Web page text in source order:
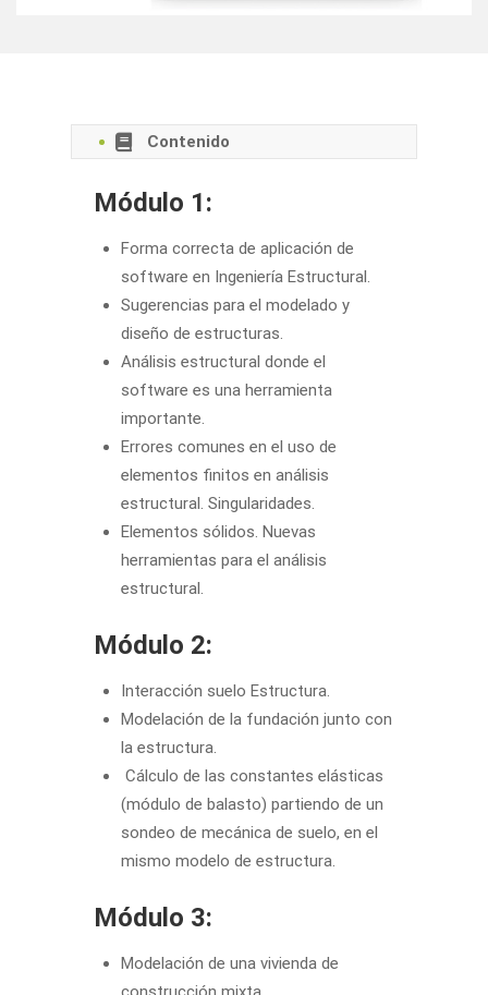
Contenido
Módulo 1:
Forma correcta de aplicación de
software en Ingeniería Estructural.
Sugerencias para el modelado y
diseño de estructuras.
Análisis estructural donde el
software es una herramienta
importante.
Errores comunes en el uso de
elementos finitos en análisis
estructural. Singularidades.
Elementos sólidos. Nuevas
herramientas para el análisis
estructural.
Módulo 2:
Interacción suelo Estructura.
Modelación de la fundación junto con
la estructura.
Cálculo de las constantes elásticas
(módulo de balasto) partiendo de un
sondeo de mecánica de suelo, en el
mismo modelo de estructura.
Módulo 3:
Modelación de una vivienda de